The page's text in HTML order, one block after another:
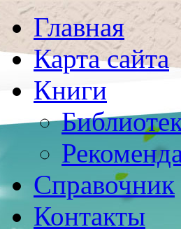
Главная
Карта сайта
Книги
Справочник
Контакты